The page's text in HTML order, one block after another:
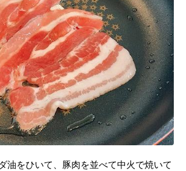
油をひいて、豚肉を並べて中火で焼いて